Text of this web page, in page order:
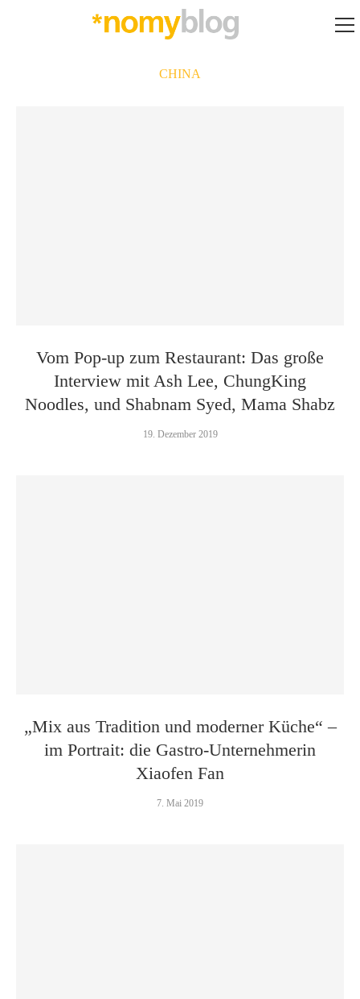
CHINA
Vom Pop-up zum Restaurant: Das große
Interview mit Ash Lee, ChungKing
Noodles, und Shabnam Syed, Mama Shabz
19. Dezember 2019
„Mix aus Tradition und moderner Küche“ –
im Portrait: die Gastro-Unternehmerin
Xiaofen Fan
7. Mai 2019